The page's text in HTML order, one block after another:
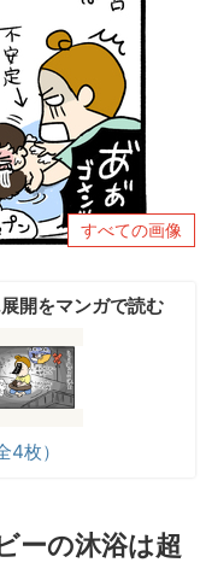
すべての画像
開をマンガで読む
4枚）
ーの沐浴は超